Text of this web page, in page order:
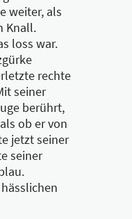
weiter, als
Knall.
loss war.
rechte
seiner
berührt,
ob er von
jetzt seiner
seiner